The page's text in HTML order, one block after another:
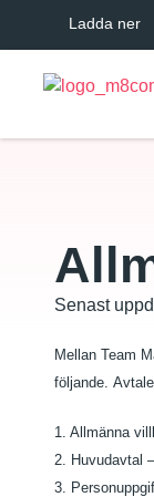
Ladda ner
Senast
Mellan Team
följande.
1. Allmänna
2. Huvudavtal
3.